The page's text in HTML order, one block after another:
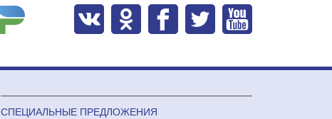
СПЕЦИАЛЬНЫЕ ПРЕДЛОЖЕНИЯ